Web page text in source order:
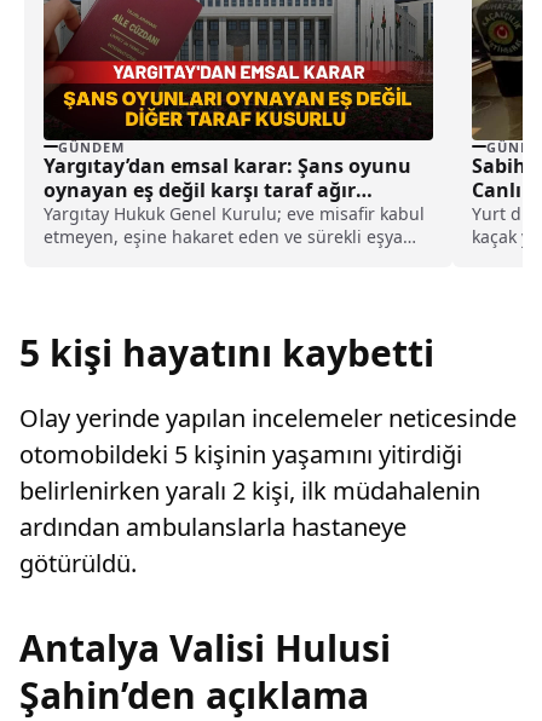
GÜNDEM
Yargıtay’dan emsal karar: Şans oyunu
oynayan eş değil karşı taraf ağır
kusurlu sayıldı
Yargıtay Hukuk Genel Kurulu; eve misafir kabul
etmeyen, eşine hakaret eden ve sürekli eşya
Sabiha
Canlı
Yurt
kaçak
5 kişi hayatını kaybetti
Olay yerinde yapılan incelemeler neticesinde
otomobildeki 5 kişinin yaşamını yitirdiği
belirlenirken yaralı 2 kişi, ilk müdahalenin
ardından ambulanslarla hastaneye
götürüldü.
Antalya Valisi Hulusi
Şahin’den açıklama